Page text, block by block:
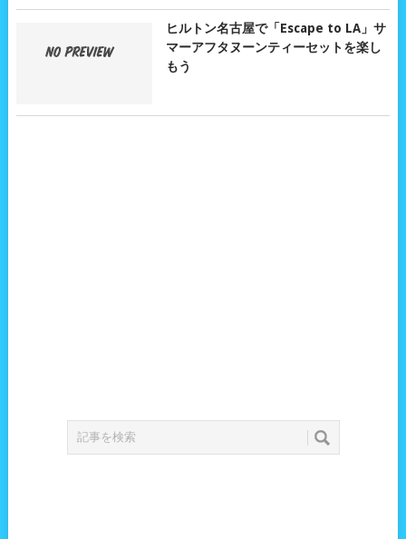
ヒルトン名古屋で「Escape to LA」サ
マーアフタヌーンティーセットを楽し
もう